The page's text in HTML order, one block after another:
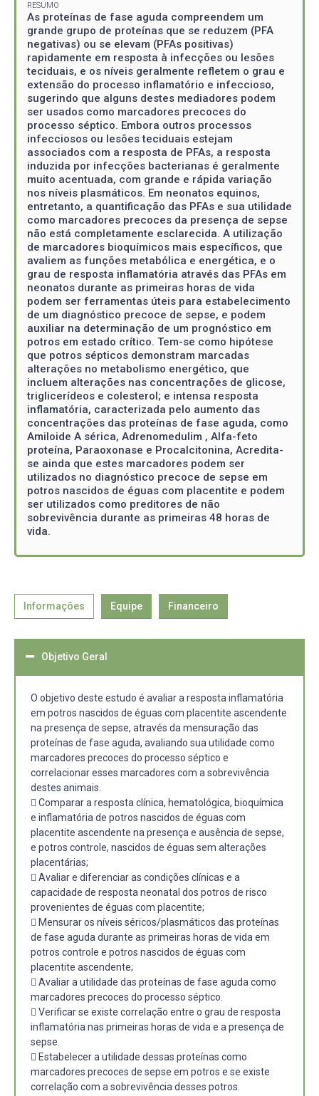
RESUMO
As proteínas de fase aguda compreendem um
grande grupo de proteínas que se reduzem (PFA
negativas) ou se elevam (PFAs positivas)
rapidamente em resposta à infecções ou lesões
teciduais, e os níveis geralmente refletem o grau e
extensão do processo inflamatório e infeccioso,
sugerindo que alguns destes mediadores podem
ser usados como marcadores precoces do
processo séptico. Embora outros processos
infecciosos ou lesões teciduais estejam
associados com a resposta de PFAs, a resposta
induzida por infecções bacterianas é geralmente
muito acentuada, com grande e rápida variação
nos níveis plasmáticos. Em neonatos equinos,
entretanto, a quantificação das PFAs e sua utilidade
como marcadores precoces da presença de sepse
não está completamente esclarecida. A utilização
de marcadores bioquímicos mais específicos, que
avaliem as funções metabólica e energética, e o
grau de resposta inflamatória através das PFAs em
neonatos durante as primeiras horas de vida
podem ser ferramentas úteis para estabelecimento
de um diagnóstico precoce de sepse, e podem
auxiliar na determinação de um prognóstico em
potros em estado crítico. Tem-se como hipótese
que potros sépticos demonstram marcadas
alterações no metabolismo energético, que
incluem alterações nas concentrações de glicose,
triglicerídeos e colesterol; e intensa resposta
inflamatória, caracterizada pelo aumento das
concentrações das proteínas de fase aguda, como
Amiloide A sérica, Adrenomedulim , Alfa-feto
proteína, Paraoxonase e Procalcitonina, Acredita-
se ainda que estes marcadores podem ser
utilizados no diagnóstico precoce de sepse em
potros nascidos de éguas com placentite e podem
ser utilizados como preditores de não
sobrevivência durante as primeiras 48 horas de
vida.
Informações Equipe Financeiro
Objetivo Geral
O objetivo deste estudo é avaliar a resposta inflamatória
em potros nascidos de éguas com placentite ascendente
na presença de sepse, através da mensuração das
proteínas de fase aguda, avaliando sua utilidade como
marcadores precoces do processo séptico e
correlacionar esses marcadores com a sobrevivência
destes animais.
 Comparar a resposta clínica, hematológica, bioquímica
e inflamatória de potros nascidos de éguas com
placentite ascendente na presença e ausência de sepse,
e potros controle, nascidos de éguas sem alterações
placentárias;
 Avaliar e diferenciar as condições clínicas e a
capacidade de resposta neonatal dos potros de risco
provenientes de éguas com placentite;
 Mensurar os níveis séricos/plasmáticos das proteínas
de fase aguda durante as primeiras horas de vida em
potros controle e potros nascidos de éguas com
placentite ascendente;
 Avaliar a utilidade das proteínas de fase aguda como
marcadores precoces do processo séptico.
 Verificar se existe correlação entre o grau de resposta
inflamatória nas primeiras horas de vida e a presença de
sepse.
 Estabelecer a utilidade dessas proteínas como
marcadores precoces de sepse em potros e se existe
correlação com a sobrevivência desses potros.